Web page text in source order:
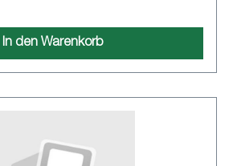
In den Warenkorb